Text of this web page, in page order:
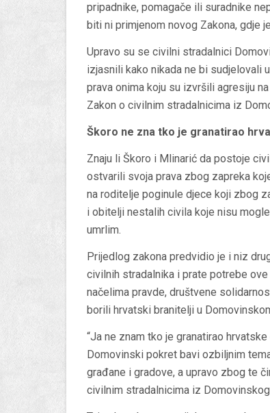
pripadnike, pomagače ili suradnike
biti ni primjenom novog Zakona, gdje
Upravo su se civilni stradalnici
izjasnili kako nikada ne bi sudjelovali
prava onima koju su izvršili agresiju
Zakon o civilnim stradalnicima iz
Škoro ne zna tko je granatirao
Znaju li Škoro i Mlinarić da postoje
ostvarili svoja prava zbog zapreka
na roditelje poginule djece koji zbog
i obitelji nestalih civila koje nisu
umrlim.
Prijedlog zakona predvidio je i niz
civilnih stradalnika i prate potrebe
načelima pravde, društvene
borili hrvatski branitelji u
“Ja ne znam tko je granatirao
Domovinski pokret bavi ozbiljnim
građane i gradove, a upravo zbog te
civilnim stradalnicima iz